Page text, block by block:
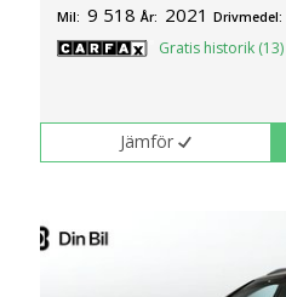
Mil: 9 518 År: 2021 Drivmedel:
Gratis historik (13)
Jämför